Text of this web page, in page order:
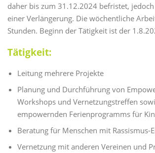
daher bis zum 31.12.2024 befristet,
einer Verlängerung. Die wöchentliche
Stunden. Beginn der Tätigkeit ist der
Tätigkeit:
Leitung mehrere Projekte
Planung und Durchführung von
Workshops und Vernetzungstreffen
empowernden Ferienprogramms für
Beratung für Menschen mit Rassismus-
Vernetzung mit anderen Vereinen und